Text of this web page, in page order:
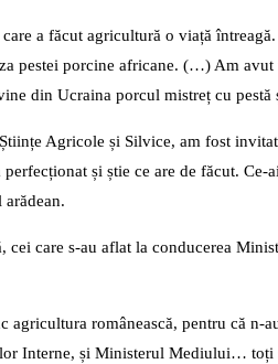
a făcut agricultură o viață
pestei porcine africane. (…) Am
din Ucraina porcul mistreț cu
Agricole și Silvice, am fost
și știe ce are de făcut.
care s-au aflat la conducerea
agricultura românească, pentru că
Interne, și Ministerul Mediului… toți